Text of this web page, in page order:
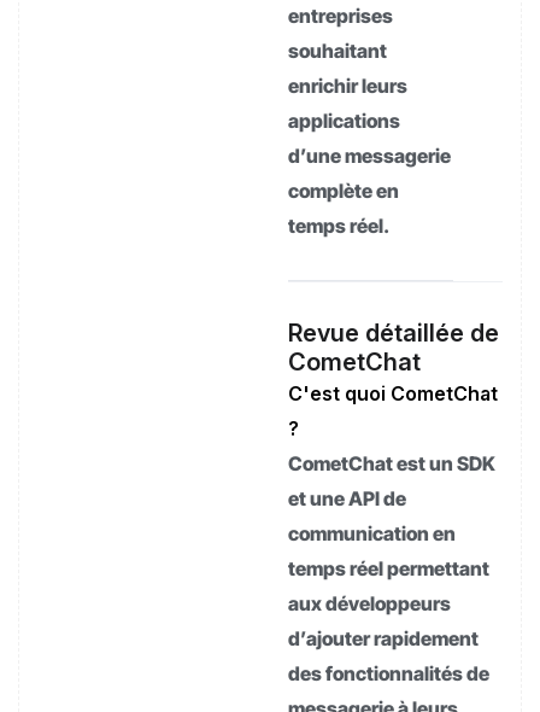
entreprises
souhaitant
enrichir leurs
applications
d’une messagerie
complète en
temps réel.
Revue détaillée de
CometChat
C'est quoi CometChat
?
CometChat est un SDK
et une API de
communication en
temps réel permettant
aux développeurs
d’ajouter rapidement
des fonctionnalités de